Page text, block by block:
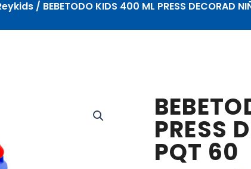
/ BEBETODO KIDS 400 ML PRESS DECORAD
PRESS
PQT 60